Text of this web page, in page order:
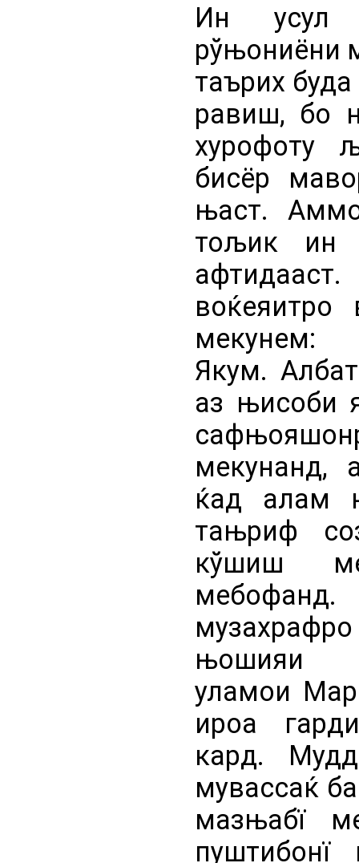
Ин усул
рўњониёни
таърих
равиш, бо
хурофоту
бисёр
њаст.
тољик ин
воќеяитро
мекунем:
Якум.
аз њисоби
мекунанд,
ќад алам
тањриф
кўшиш
мебофанд.
њошияи
уламои
ироа
кард.
мувассаќ
мазњабї